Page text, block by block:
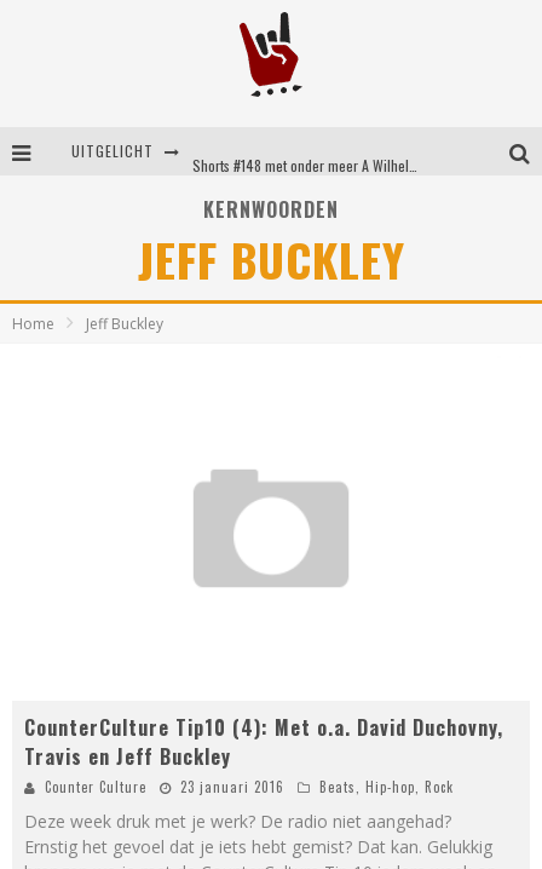
UITGELICHT
KERNWOORDEN
JEFF BUCKLEY
Home Jeff Buckley
CounterCulture Tip10 (4): Met o.a. David Duchovny,
Travis en Jeff Buckley
Counter Culture 23 januari 2016 Beats, Hip-hop, Rock
Deze week druk met je werk? De radio niet aangehad?
Ernstig het gevoel dat je iets hebt gemist? Dat kan. Gelukkig